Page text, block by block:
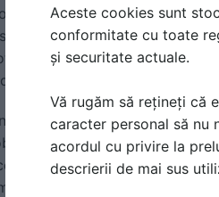
dintre lemn si
poate fi realizat din lemn
de rafinament si lux.
alt aspect important este
si lampile vor
din lemn sau cu
un robinet elegant cu
Aceste cookies sunt
conformitate cu toate
și securitate actuale.
Vă rugăm să rețineți că
caracter personal să nu
acordul cu privire la
descrierii de mai sus